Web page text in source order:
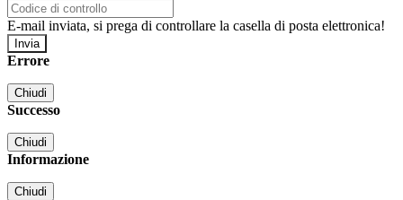
E-mail inviata, si prega di controllare la casella di posta elettronica!
Errore
Chiudi
Successo
Chiudi
Informazione
Chiudi